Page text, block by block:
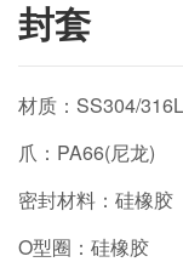
封套
材质：SS304/
爪：PA66(尼龙)
密封材料：硅橡胶
O型圈：硅橡胶